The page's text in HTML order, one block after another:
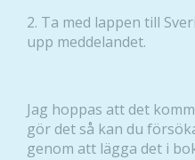
2. Ta med lappen till
upp meddelandet.
Jag hoppas att det
gör det så kan du
genom att lägga det i